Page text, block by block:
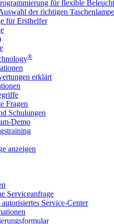
für flexible
der richtigen Taschenlampe
für Ersthelfer
®
erklärt
Fragen
Schulungen
Demo
anzeigen
Serviceanfrage
Service-Center